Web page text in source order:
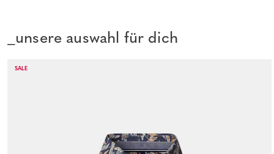
_unsere auswahl für dich
SALE